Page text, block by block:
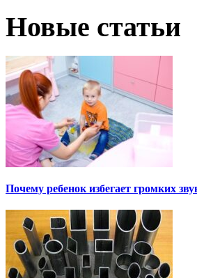
Новые статьи
Почему ребенок избегает громких